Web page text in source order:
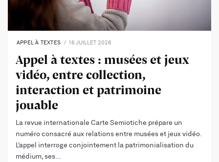
APPEL À TEXTES 16 JUILLET 2026
Appel à textes : musées et jeux
vidéo, entre collection,
interaction et patrimoine
jouable
La revue internationale Carte Semiotiche prépare un
numéro consacré aux relations entre musées et jeux vidéo.
L’appel interroge conjointement la patrimonialisation du
médium, ses